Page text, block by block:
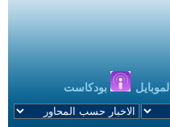
الموبايل بودكاست